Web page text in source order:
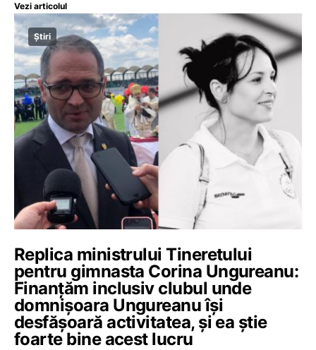
Vezi articolul
Știri
Replica ministrului Tineretului
pentru gimnasta Corina Ungureanu:
Finanțăm inclusiv clubul unde
domnișoara Ungureanu își
desfășoară activitatea, și ea știe
foarte bine acest lucru